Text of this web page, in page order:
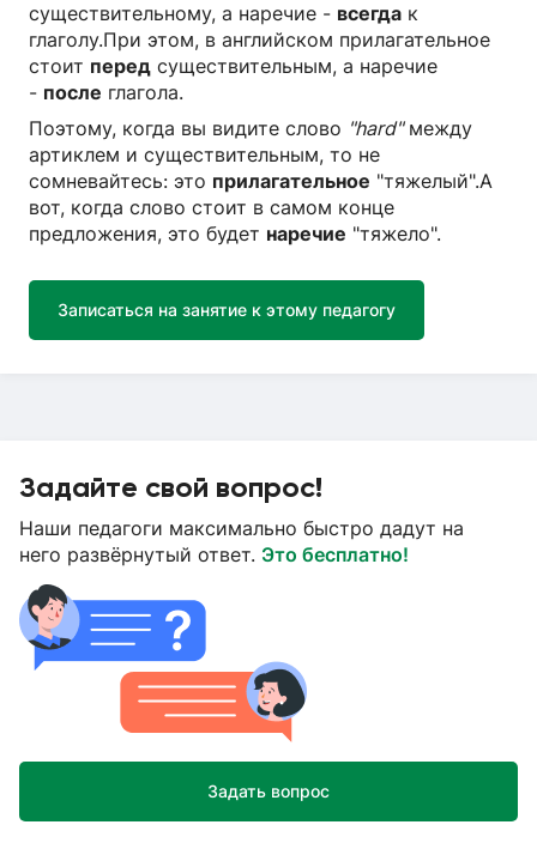
существительному, а наречие - всегда к
глаголу.При этом, в английском прилагательное
стоит перед существительным, а наречие
- после глагола.
Поэтому, когда вы видите слово "hard"между
артиклем и существительным, то не
сомневайтесь: это прилагательное "тяжелый".А
вот, когда слово стоит в самом конце
предложения, это будет наречие "тяжело".
Записаться на занятие к этому педагогу
Задайте свой вопрос!
Наши педагоги максимально быстро дадут на
него развёрнутый ответ. Это бесплатно!
Задать вопрос